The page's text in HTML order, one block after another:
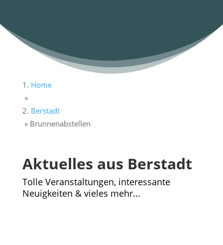
Home
»
Berstadt
» Brunnenabstellen
Aktuelles aus Berstadt
Tolle Veranstaltungen, interessante
Neuigkeiten & vieles mehr...